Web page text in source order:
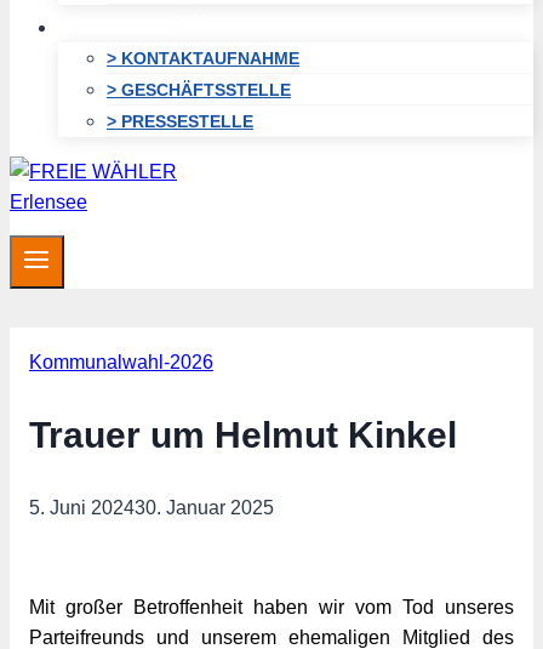
> KONTAKTAUFNAHME
> GESCHÄFTSSTELLE
> PRESSESTELLE
Kommunalwahl-2026
Trauer um Helmut Kinkel
5. Juni 202430. Januar 2025
Mit großer Betroffenheit haben wir vom Tod unseres
Parteifreunds und unserem ehemaligen Mitglied des